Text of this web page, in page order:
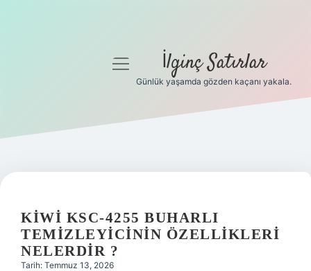
Gizlilik Politikası
Yasal Uyarı
menüyü
İlginç Satırlar
Günlük yaşamda gözden kaçanı yakala.
İLGINÇ
SATIRLAR
YAZILAR
KIWI KSC-4255 BUHARLI
TEMIZLEYICININ ÖZELLIKLERI
NELERDIR ?
Tarih: Temmuz 13, 2026